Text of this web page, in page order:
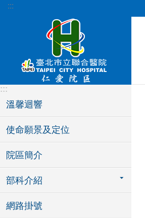
跳到主要內容區塊
:::
:::
溫馨迴響
使命願景及定位
院區簡介
部科介紹
網路掛號